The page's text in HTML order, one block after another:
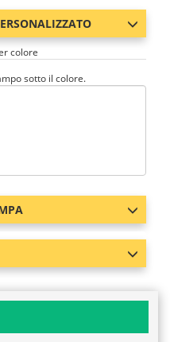
colore
sotto il colore.